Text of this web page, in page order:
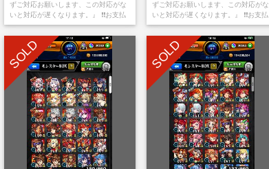
ずご対応お願いします、この対応がな
いと対応が遅くなります。』 ❗️❗️お支払
い後、アプリをappStoreもしくは
Googleplayから【捨てメアド
ずご対応お願いします、この対応がな
いと対応が遅くなります。』 ❗️❗️お支払
い後、アプリをappStoreもしくは
Googleplayから【捨てメアド
SOLD SOLD